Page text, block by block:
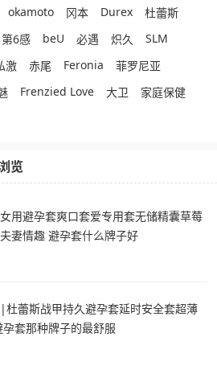
okamoto 冈本 Durex
杜蕾斯
第6感 beU 必遇 炽久
SLM
激 赤尾 Feronia
菲罗尼亚
Frenzied Love 大卫
家庭保健
览
用避孕套爽口套爱专用套无储精囊草莓
妻情趣 避孕套什么牌子好
杜蕾斯战甲持久避孕套延时安全套超薄
孕套那种牌子的最舒服